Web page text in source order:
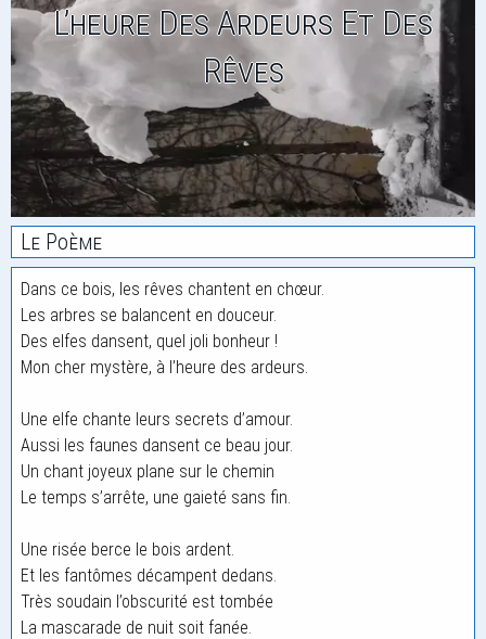
L’heure Des Ardeurs Et Des
Rêves
Le Poème
Dans ce bois, les rêves chantent en chœur.
Les arbres se balancent en douceur.
Des elfes dansent, quel joli bonheur !
Mon cher mystère, à l’heure des ardeurs.
Une elfe chante leurs secrets d’amour.
Aussi les faunes dansent ce beau jour.
Un chant joyeux plane sur le chemin
Le temps s’arrête, une gaieté sans fin.
Une risée berce le bois ardent.
Et les fantômes décampent dedans.
Très soudain l’obscurité est tombée
La mascarade de nuit soit fanée.